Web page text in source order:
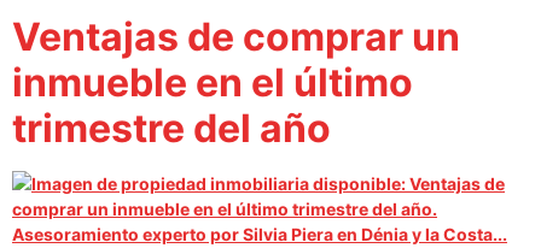
Ventajas de comprar un
inmueble en el último
trimestre del año